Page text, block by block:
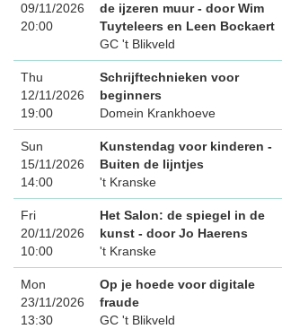
09/11/2026
20:00
de ijzeren muur- door Wim
Tuyteleers en Leen Bockaert
GC 't Blikveld
Thu
12/11/2026
19:00
Schrijftechnieken voor
beginners
Domein Krankhoeve
Sun
15/11/2026
14:00
Kunstendag voor kinderen -
Buiten de lijntjes
't Kranske
Fri
20/11/2026
10:00
Het Salon: de spiegel in de
kunst - door Jo Haerens
't Kranske
Mon
23/11/2026
13:30
Op je hoede voor digitale
fraude
GC 't Blikveld